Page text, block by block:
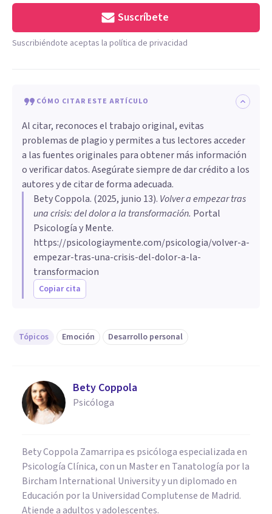
Suscríbete
Suscribiéndote aceptas la política de privacidad
CÓMO CITAR ESTE ARTÍCULO
Al citar, reconoces el trabajo original, evitas
problemas de plagio y permites a tus lectores acceder
a las fuentes originales para obtener más información
o verificar datos. Asegúrate siempre de dar crédito a los
autores y de citar de forma adecuada.
Bety Coppola. (2025, junio 13). Volver a empezar tras
una crisis: del dolor a la transformación. Portal
Psicología y Mente.
https://psicologiaymente.com/psicologia/volver-a-
empezar-tras-una-crisis-del-dolor-a-la-
transformacion
Copiar cita
Tópicos Emoción Desarrollo personal
Bety Coppola
Psicóloga
Bety Coppola Zamarripa es psicóloga especializada en
Psicología Clínica, con un Master en Tanatología por la
Bircham International University y un diplomado en
Educación por la Universidad Complutense de Madrid.
Atiende a adultos y adolescentes.